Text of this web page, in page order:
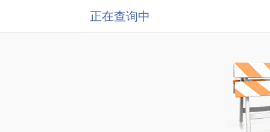
正在查询中